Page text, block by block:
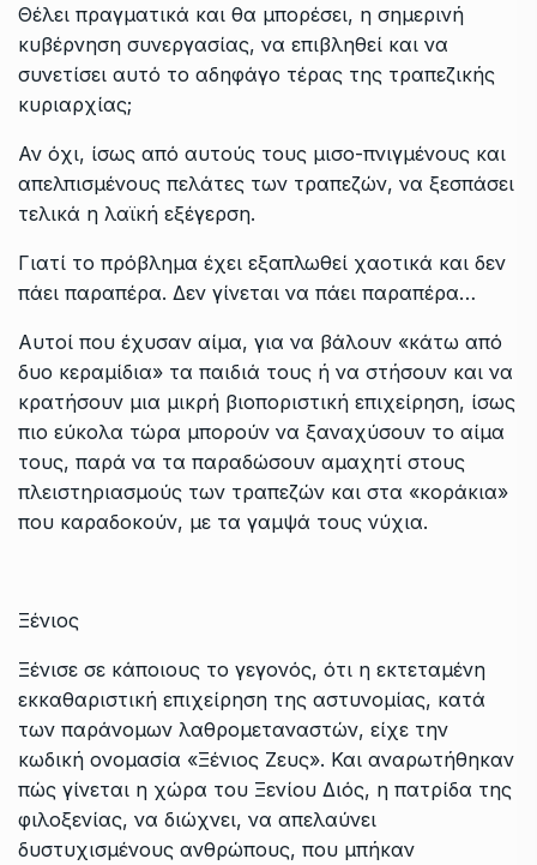
Θέλει πραγματικά και θα μπορέσει, η σημερινή
κυβέρνηση συνεργασίας, να επιβληθεί και να
συνετίσει αυτό το αδηφάγο τέρας της τραπεζικής
κυριαρχίας;
Αν όχι, ίσως από αυτούς τους μισο-πνιγμένους και
απελπισμένους πελάτες των τραπεζών, να ξεσπάσει
τελικά η λαϊκή εξέγερση.
Γιατί το πρόβλημα έχει εξαπλωθεί χαοτικά και δεν
πάει παραπέρα. Δεν γίνεται να πάει παραπέρα…
Αυτοί που έχυσαν αίμα, για να βάλουν «κάτω από
δυο κεραμίδια» τα παιδιά τους ή να στήσουν και να
κρατήσουν μια μικρή βιοποριστική επιχείρηση, ίσως
πιο εύκολα τώρα μπορούν να ξαναχύσουν το αίμα
τους, παρά να τα παραδώσουν αμαχητί στους
πλειστηριασμούς των τραπεζών και στα «κοράκια»
που καραδοκούν, με τα γαμψά τους νύχια.
Ξένιος
Ξένισε σε κάποιους το γεγονός, ότι η εκτεταμένη
εκκαθαριστική επιχείρηση της αστυνομίας, κατά
των παράνομων λαθρομεταναστών, είχε την
κωδική ονομασία «Ξένιος Ζευς». Και αναρωτήθηκαν
πώς γίνεται η χώρα του Ξενίου Διός, η πατρίδα της
φιλοξενίας, να διώχνει, να απελαύνει
δυστυχισμένους ανθρώπους, που μπήκαν